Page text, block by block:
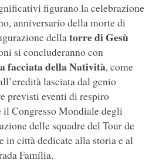
figurano la celebrazione
anniversario della morte di
dellatorre di Gesù
si concluderanno con
facciata della Natività, come
lasciata dal genio
previsti eventi di respiro
il Congresso Mondiale degli
delle squadre del Tour de
in città dedicate alla storia e al
Família.